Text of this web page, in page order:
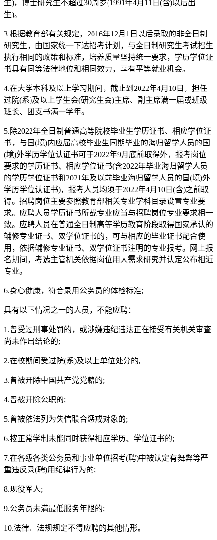
生)，博士研究生不超过30周岁(1991年4月11日(含)以后出
生)。
3.根据教育部有关规定，2016年12月1日以后录取的非全日制
研究生，由国家统一下达招考计划，与全日制研究生考试招生
执行相同的政策和标准，培养质量坚持统一要求，学历学位证
书具有同等法律地位和相同效力，享有平等就业机会。
4.在大学本科及以上学习期间，截止到2022年4月10日，担任
过院(系)及以上学生会(研究生会)主席、副主席满一届或班级
班长、团支书满一学年。
5.除2022年全日制普通高等院校毕业生学历证书、相应学位证
书，与国(境)内应届高校毕业生同期毕业的海归留学人员的国
(境)外学历学位认证书可于2022年9月底前取得外，报考岗位
要求的学历证书、相应学位证书(含2022年毕业海归留学人员
的学历学位证书和2021年及以前毕业海归留学人员的国(境)外
学历学位认证书)，报考人员均须于2022年4月10日(含)之前取
得。招聘岗位主要参照教育部相关专业学科目录设置专业要
求。应聘人员学历证书所载专业应当与招聘岗位专业要求相一
致。应聘人员在普通全日制高等学历教育阶段取得国家承认的
辅修专业证书、双学位证书的，可与相应的毕业证书配合使
用，依据辅修专业证书、双学位证书注明的专业报考。网上报
名期间，考选主管机关依据岗位用人需求研究并认定公布相近
专业。
6.身心健康，符合录用公务员的体检标准;
具有以下情况之一的人员，不能应聘：
1.曾受过刑事处罚的，或涉嫌违纪违法正在接受有关机关审查
尚未作出结论的;
2.在校期间受过院(系)及以上单位处分的;
3.曾被开除中国共产党党籍的;
4.曾被开除公职的;
5.曾被依法列为失信联合惩戒对象的;
6.按正常学制未能同时获得相应学历、学位证书的;
7.在各级各类公务员和事业单位招考(聘)中被认定有舞弊等严
重违反录(聘)用纪律行为的;
8.现役军人;
9.公务员未满最低服务年限的;
10.法律、法规规定不得应聘的其他情形。